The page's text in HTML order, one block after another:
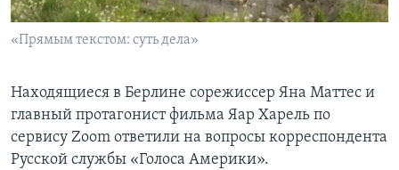
«Прямым текстом: суть дела»
Находящиеся в Берлине сорежиссер Яна Маттес и
главный протагонист фильма Яар Харель по
сервису Zoom ответили на вопросы корреспондента
Русской службы «Голоса Америки».